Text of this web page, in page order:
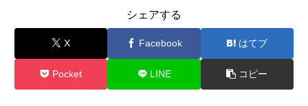
シェアする
X Facebook はてブ
Pocket LINE コピー